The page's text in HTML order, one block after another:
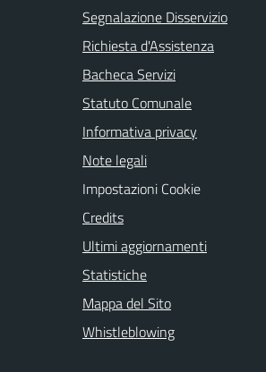
Segnalazione Disservizio
Richiesta d'Assistenza
Bacheca Servizi
Statuto Comunale
Informativa privacy
Note legali
Impostazioni Cookie
Credits
Ultimi aggiornamenti
Statistiche
Mappa del Sito
Whistleblowing